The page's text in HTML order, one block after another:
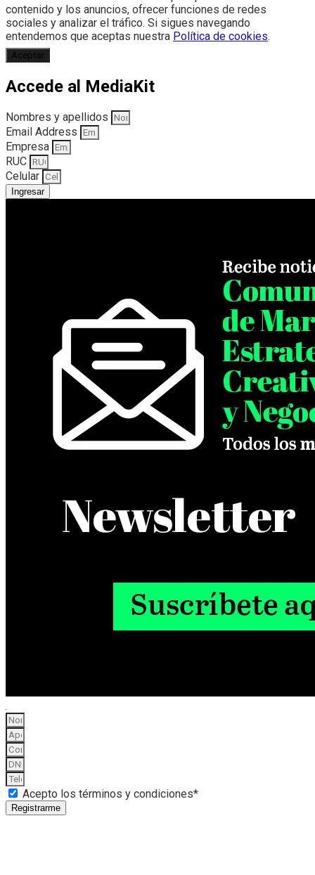
contenido y los anuncios, ofrecer funciones de redes
sociales y analizar el tráfico. Si sigues navegando
entendemos que aceptas nuestra Política de cookies.
Aceptar
Accede al MediaKit
Nombres y apellidos
Email Address
Empresa
RUC
Celular
Ingresar
Acepto los términos y condiciones*
Registrarme